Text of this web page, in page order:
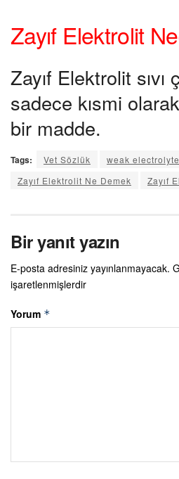
Zayıf Elektrolit
Zayıf Elektrolit sıvı
sadece kısmi
bir madde.
Tags: Vet Sözlük weak electrolyte
Zayıf Elektrolit Ne Demek
Zayıf
Bir yanıt yazın
E-posta adresiniz yayınlanmayacak.
işaretlenmişlerdir
Yorum *